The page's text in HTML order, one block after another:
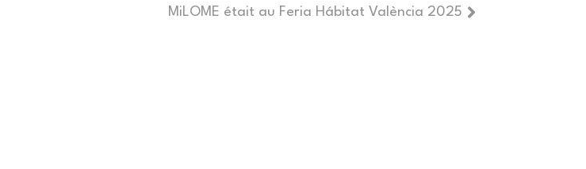
MiLOME était au Feria Hábitat València 2025